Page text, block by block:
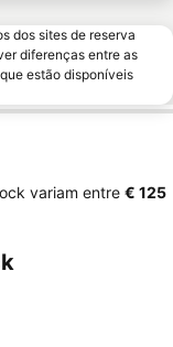
dos sites de reserva
diferenças entre as
estão disponíveis
variam entre ‎€ 125